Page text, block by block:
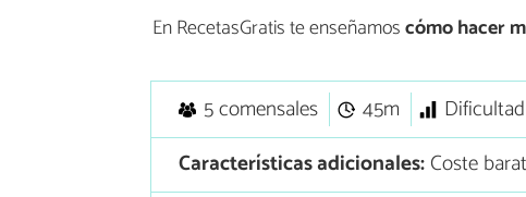
En RecetasGratis te enseñamoscómo hacer
5 comensales 45m
Características adicionales:Coste